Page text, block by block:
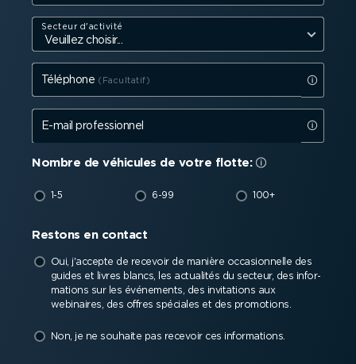
Secteur d'activité
Téléphone
E-mail profes­sionnel
Nombre de véhicules de votre flotte:
1-5 6-99 100+
Restons en contact
Oui, j'accepte de recevoir de manière occasion­nelle des
guides et livres blancs, les actualités du secteur, des infor­
ma­tions sur les événements, des invitations aux
webinaires, des offres spéciales et des promotions.
Non, je ne souhaite pas recevoir ces infor­ma­tions.